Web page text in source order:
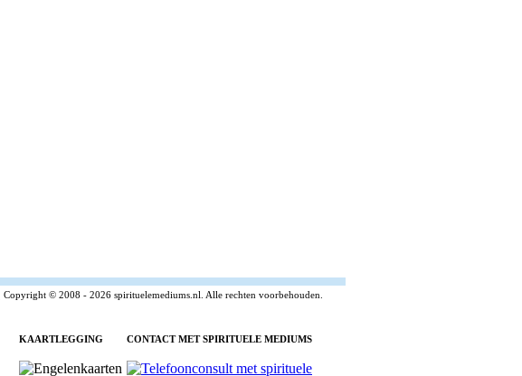
Copyright © 2008 - 2026 spirituelemediums.nl. Alle rechten voorbehouden.
KAARTLEGGING CONTACT MET SPIRITUELE MEDIUMS